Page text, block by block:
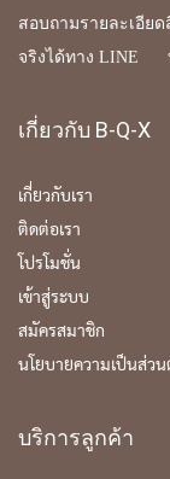
สอบถามรายละเอีย
จริงได้ทาง LINE ทุ
เกี่ยวกับ B-Q-X
เกี่ยวกับเรา
ติดต่อเรา
โปรโมชั่น
เข้าสู่ระบบ
สมัครสมาชิก
นโยบายความเป็นส่วน
บริการลูกค้า